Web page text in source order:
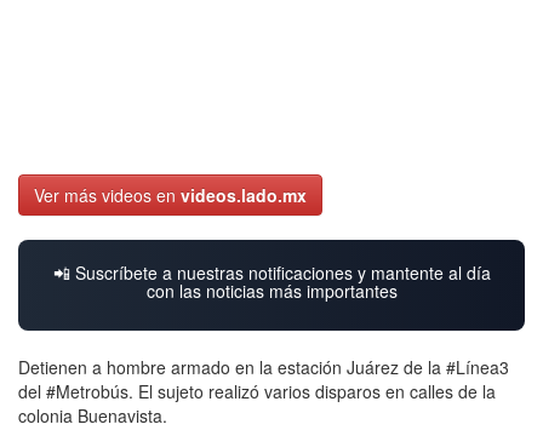
Ver más videos en videos.lado.mx
📲 Suscríbete a nuestras notificaciones y mantente al día
con las noticias más importantes
Detienen a hombre armado en la estación Juárez de la #Línea3
del #Metrobús. El sujeto realizó varios disparos en calles de la
colonia Buenavista.